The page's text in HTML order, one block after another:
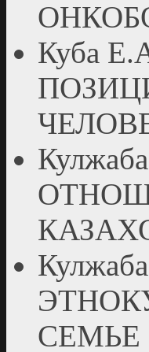
Куба
СЕМЬЕ